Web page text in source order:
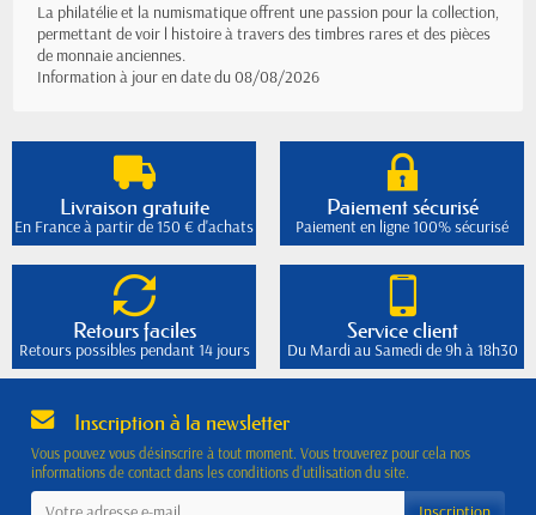
La philatélie et la numismatique offrent une passion pour la collection,
permettant de voir l histoire à travers des timbres rares et des pièces
de monnaie anciennes.
Information à jour en date du 08/08/2026
Livraison gratuite
En France à partir de 150 € d'achats
Paiement sécurisé
Paiement en ligne 100% sécurisé
Retours faciles
Retours possibles pendant 14 jours
Service client
Du Mardi au Samedi de 9h à 18h30
Inscription à la newsletter
Vous pouvez vous désinscrire à tout moment. Vous trouverez pour cela nos
informations de contact dans les conditions d'utilisation du site.